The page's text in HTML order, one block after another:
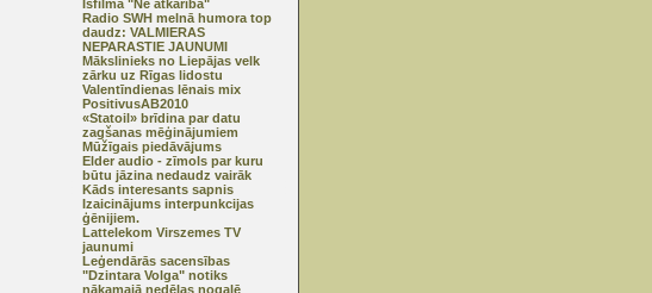
Īsfilma "Ne atkarība"
Radio SWH melnā humora top
daudz: VALMIERAS
NEPARASTIE JAUNUMI
Mākslinieks no Liepājas velk
zārku uz Rīgas lidostu
Valentīndienas lēnais mix
PositivusAB2010
«Statoil» brīdina par datu
zagšanas mēģinājumiem
Mūžīgais piedāvājums
Elder audio - zīmols par kuru
būtu jāzina nedaudz vairāk
Kāds interesants sapnis
Izaicinājums interpunkcijas
ģēnijiem.
Lattelekom Virszemes TV
jaunumi
Leģendārās sacensības
"Dzintara Volga" notiks
nākamajā nedēļas nogalē